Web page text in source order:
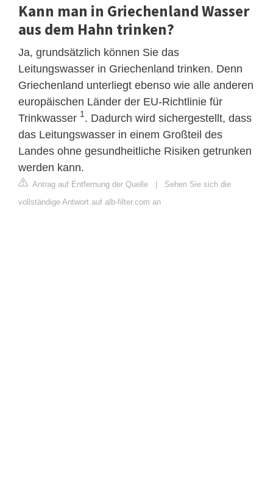
Kann man in Griechenland Wasser
aus dem Hahn trinken?
Ja, grundsätzlich können Sie das
Leitungswasser in Griechenland trinken. Denn
Griechenland unterliegt ebenso wie alle anderen
europäischen Länder der EU-Richtlinie für
Trinkwasser 1. Dadurch wird sichergestellt, dass
das Leitungswasser in einem Großteil des
Landes ohne gesundheitliche Risiken getrunken
werden kann.
Antrag auf Entfernung der Quelle | Sehen Sie sich die
vollständige Antwort auf alb-filter.com an